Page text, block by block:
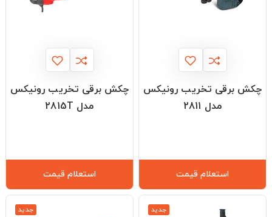
چکش برقی تخریب رونیکس
مدل 2811
استعلام قیمت
چکش برقی تخریب رونیکس
مدل 2815T
استعلام قیمت
جدید جدید